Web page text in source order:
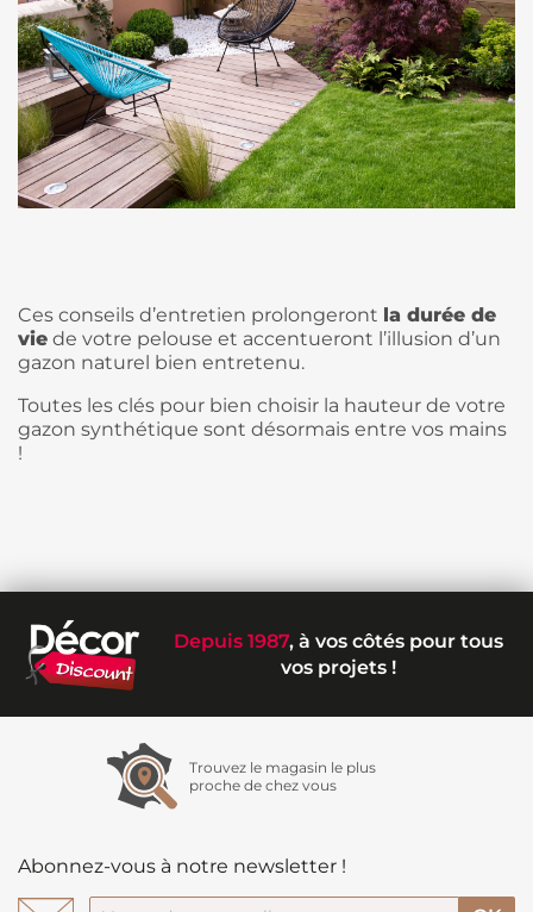
Ces conseils d’entretien prolongeront la durée de
vie de votre pelouse et accentueront l’illusion d’un
gazon naturel bien entretenu.
Toutes les clés pour bien choisir la hauteur de votre
gazon synthétique sont désormais entre vos mains
!
Depuis 1987, à vos côtés pour tous
vos projets !
Trouvez le magasin le plus
proche de chez vous
Abonnez-vous à notre newsletter !